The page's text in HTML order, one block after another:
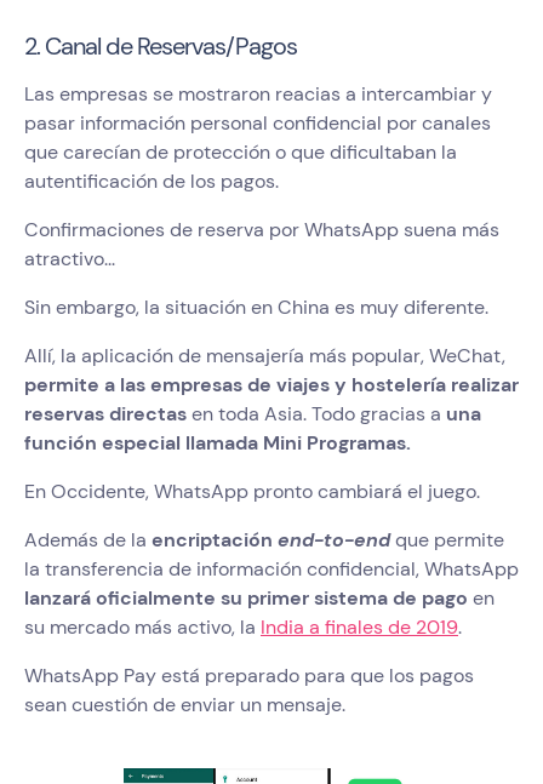
2. Canal de Reservas/Pagos
Las empresas se mostraron reacias a intercambiar y
pasar información personal confidencial por canales
que carecían de protección o que dificultaban la
autentificación de los pagos.
Confirmaciones de reserva por WhatsApp suena más
atractivo...
Sin embargo, la situación en China es muy diferente.
Allí, la aplicación de mensajería más popular, WeChat,
permite a las empresas de viajes y hostelería realizar
reservas directasen toda Asia. Todo gracias a una
función especial llamada Mini Programas.
En Occidente, WhatsApp pronto cambiará el juego.
Además de la encriptación end-to-endque permite
la transferencia de información confidencial, WhatsApp
lanzará oficialmente su primer sistema de pago en
su mercado más activo, la India a finales de 2019.
WhatsApp Pay está preparado para que los pagos
sean cuestión de enviar un mensaje.